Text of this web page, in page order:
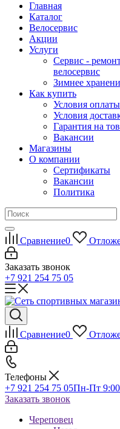
Главная
Каталог
Велосервис
Акции
Услуги
Сервис -
велосервис
Зимнее
Как купить
Условия оплаты
Условия
Гарантия на
Вакансии
Магазины
О компании
Сертификаты
Вакансии
Политика
Сравнение0
Заказать звонок
+7 921 254 75 05
Сравнение0
Телефоны
+7 921 254 75 05Пн-Пт
Заказать звонок
Череповец